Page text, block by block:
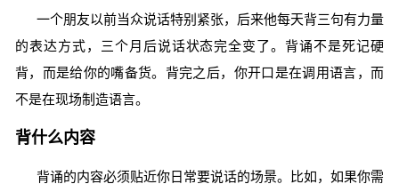
一个朋友以前当众说话特别紧张，后来他每天背三句有力量
的表达方式，三个月后说话状态完全变了。背诵不是死记硬
背，而是给你的嘴备货。背完之后，你开口是在调用语言，而
不是在现场制造语言。
背什么内容
背诵的内容必须贴近你日常要说话的场景。比如，如果你需